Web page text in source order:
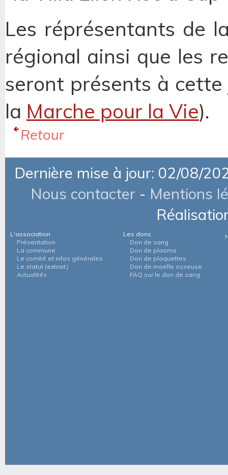
Les réprésentants de
régional ainsi que les
seront présents à
la Marche pour la Vie).
Retour
Dernière mise à jour: 02/08/
Nous contacter - Mentions
L'association
Présentation
La commune
Le comité et infos générales
Le statut (extrait)
Actualités
Les dons
Don de sang
Don de plasma
Don de plaquettes
Don de moelle osseuse
FAQ sur le don de sang